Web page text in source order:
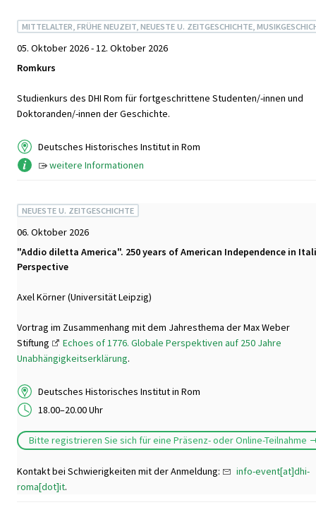
MITTELALTER, FRÜHE NEUZEIT, NEUESTE U. ZEITGESCHICHTE,
05. Oktober 2026 - 12. Oktober 2026
Romkurs
Studienkurs des DHI Rom für fortgeschrittene Studenten/-innen und
Doktoranden/-innen der Geschichte.
Deutsches Historisches Institut in Rom
weitere Informationen
NEUESTE U. ZEITGESCHICHTE
06. Oktober 2026
"Addio diletta America". 250 years of American Independence in
Perspective
Axel Körner (Universität Leipzig)
Vortrag im Zusammenhang mit dem Jahresthema der Max Weber
Stiftung
Echoes of 1776. Globale Perspektiven auf 250 Jahre
Unabhängigkeitserklärung.
Deutsches Historisches Institut in Rom
18.00–20.00 Uhr
Bitte registrieren Sie sich für eine Präsenz- oder Online-Teilnahme
Kontakt bei Schwierigkeiten mit der Anmeldung:
info-event[at]dhi-
roma[dot]it.